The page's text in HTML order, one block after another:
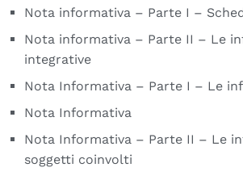
Nota informativa – Parte I –
Nota informativa – Parte II – Le
integrative
Nota Informativa – Parte I – Le
Nota Informativa
Nota Informativa – Parte II – Le
soggetti coinvolti